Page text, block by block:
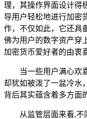
理，其操作界面设计得
导用户轻松地进行加密
作，不仅如此，它还具
佛为用户的数字资产穿
加密货币爱好者的由衷
当一些用户满心欢
却犹如被泼了一盆冷水
背后其实蕴含着多方面
从监管层面来看,不